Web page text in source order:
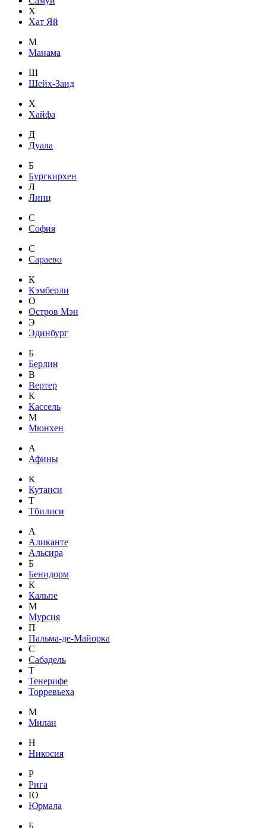
Х
Хат Яй
М
Манама
Ш
Шейх-Заид
Х
Хайфа
Д
Дуала
Б
Бургкирхен
Л
Линц
С
София
С
Сараево
К
Кэмберли
О
Остров Мэн
Э
Эдинбург
Б
Берлин
В
Вертер
К
Кассель
М
Мюнхен
А
Афины
К
Кутаиси
Т
Тбилиси
А
Аликанте
Альсира
Б
Бенидорм
К
Кальпе
М
Мурсия
П
Пальма-де-Майорка
С
Сабадель
Т
Тенерифе
Торревьеха
М
Милан
Н
Никосия
Р
Рига
Ю
Юрмала
Б